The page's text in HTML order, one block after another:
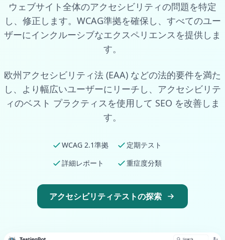
ウェブサイト全体のアクセシビリティの問題を特定
し、修正します。WCAG準拠を確保し、すべてのユー
ザーにインクルーシブなエクスペリエンスを提供しま
す。
欧州アクセシビリティ法 (EAA) などの法的要件を満た
し、より幅広いユーザーにリーチし、アクセシビリテ
ィのベスト プラクティスを使用して SEO を改善しま
す。
WCAG 2.1準拠
定期テスト
詳細レポート
重症度分類
アクセシビリティテストの探索